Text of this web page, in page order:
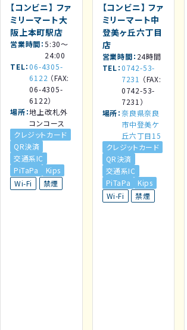
【コンビニ】 ファ
ミリーマート大
阪上本町駅店
営業時間 5:30～
24:00
TEL 06-4305-
6122 （FAX:
06-4305-
6122）
場所 地上改札外
コンコース
クレジットカード
QR決済
交通系IC
PiTaPa
Kips
Wi-Fi
禁煙
【コンビニ】 ファ
ミリーマート中
登美ヶ丘六丁目
店
営業時間 24時間
TEL 0742-53-
7231 （FAX:
0742-53-
7231）
場所 奈良県奈良
市中登美ケ
丘六丁目15
クレジットカード
QR決済
交通系IC
PiTaPa
Kips
Wi-Fi
禁煙